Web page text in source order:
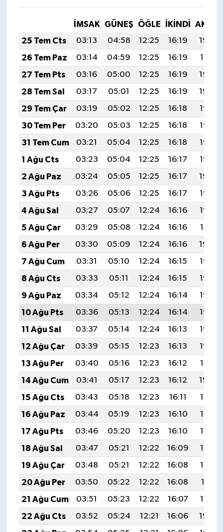
İMSAK GÜNEŞ ÖĞLE İKINDI
25 Tem Cts
03:13 04:58 12:25 16:19
19:42
26 Tem Paz
03:14 04:59 12:25 16:19
19:41
27 Tem Pts
03:16 05:00 12:25 16:19
19:40
28 Tem Sal
03:17 05:01 12:25 16:19
19:39
29 Tem Çar
03:19 05:02 12:25 16:18
19:38
30 Tem Per
03:20 05:03 12:25 16:18
19:37
31 Tem Cum
03:21 05:04 12:25 16:18
19:36
1 Ağu Cts
03:23 05:04 12:25 16:17
19:35
2 Ağu Paz
03:24 05:05 12:25 16:17
19:34
3 Ağu Pts
03:26 05:06 12:25 16:17
19:33
4 Ağu Sal
03:27 05:07 12:24 16:16
19:32
5 Ağu Çar
03:29 05:08 12:24 16:16
19:31
6 Ağu Per
03:30 05:09 12:24 16:16
19:29
7 Ağu Cum
03:31 05:10 12:24 16:15
19:28
8 Ağu Cts
03:33 05:11 12:24 16:15
19:27
9 Ağu Paz
03:34 05:12 12:24 16:14
19:26
10 Ağu Pts
03:36 05:13 12:24 16:14
19:25
11 Ağu Sal
03:37 05:14 12:24 16:13
19:23
12 Ağu Çar
03:39 05:15 12:23 16:13
19:22
13 Ağu Per
03:40 05:16 12:23 16:12
19:21
14 Ağu Cum
03:41 05:17 12:23 16:12
19:20
15 Ağu Cts
03:43 05:18 12:23 16:11
19:18
16 Ağu Paz
03:44 05:19 12:23 16:10
19:17
17 Ağu Pts
03:46 05:20 12:23 16:10
19:15
18 Ağu Sal
03:47 05:21 12:22 16:09
19:14
19 Ağu Çar
03:48 05:21 12:22 16:08
19:13
20 Ağu Per
03:50 05:22 12:22 16:08
19:11
21 Ağu Cum
03:51 05:23 12:22 16:07
19:10
22 Ağu Cts
03:52 05:24 12:21 16:06
19:08